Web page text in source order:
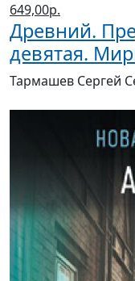
649,00р.
Древний.
девятая.
Тармашев Сергей